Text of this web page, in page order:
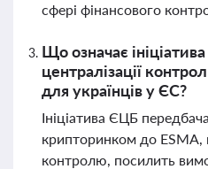
сфері фінансового
Що означає
централізації
для українців у ЄС?
Ініціатива ЄЦБ
крипторинком до ESMA,
контролю, посилить